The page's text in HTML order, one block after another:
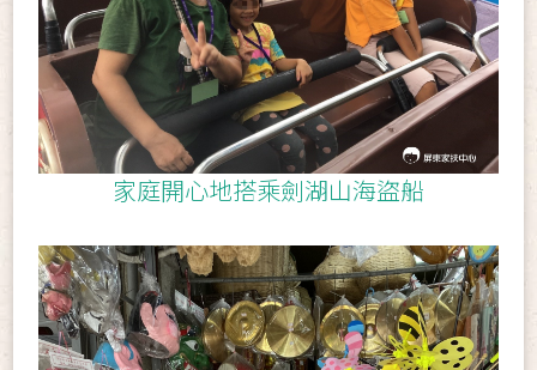
家庭開心地搭乘劍湖山海盜船